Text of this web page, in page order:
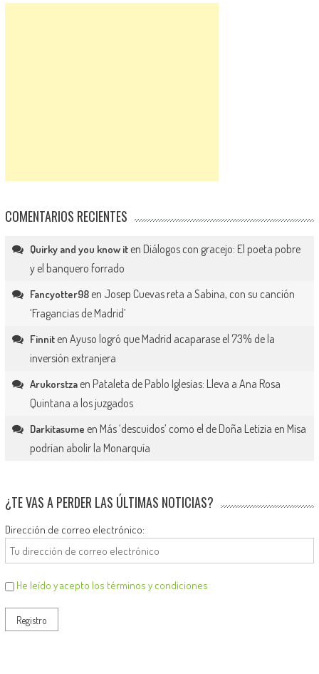
COMENTARIOS RECIENTES
Quirky and you know iten Diálogos con gracejo: El poeta pobre
y el banquero forrado
Fancyotter98en Josep Cuevas reta a Sabina, con su canción
‘Fragancias de Madrid’
Finniten Ayuso logró que Madrid acaparase el 73% de la
inversión extranjera
Arukorstzaen Pataleta de Pablo Iglesias: Lleva a Ana Rosa
Quintana a los juzgados
Darkitasume en Más ‘descuidos’ como el de Doña Letizia en Misa
podrían abolir la Monarquía
¿TE VAS A PERDER LAS ÚLTIMAS NOTICIAS?
Dirección de correo electrónico:
He leído y acepto los términos y condiciones